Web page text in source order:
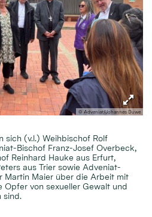
© Adveniat/Johannes Duwe
sich (v.l.) Weihbischof Rolf
Bischof Franz-Josef Overbeck,
Reinhard Hauke aus Erfurt,
aus Trier sowie Adveniat-
Martin Maier über die Arbeit mit
Opfer von sexueller Gewalt und
sind.